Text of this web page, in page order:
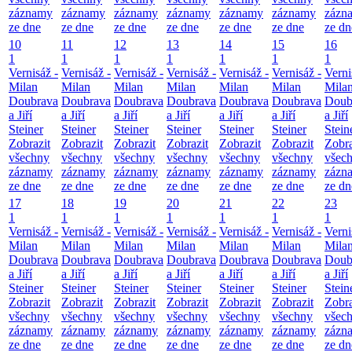
záznamy
ze dne
záznamy
ze dne
záznamy
ze dne
záznamy
ze dne
záznamy
ze dne
záznamy
ze dne
ze
10
1
Vernisáž -
Milan
Doubrava
a Jiří
Steiner
Zobrazit
všechny
záznamy
ze dne
11
1
Vernisáž -
Milan
Doubrava
a Jiří
Steiner
Zobrazit
všechny
záznamy
ze dne
12
1
Vernisáž -
Milan
Doubrava
a Jiří
Steiner
Zobrazit
všechny
záznamy
ze dne
13
1
Vernisáž -
Milan
Doubrava
a Jiří
Steiner
Zobrazit
všechny
záznamy
ze dne
14
1
Vernisáž -
Milan
Doubrava
a Jiří
Steiner
Zobrazit
všechny
záznamy
ze dne
15
1
Vernisáž -
Milan
Doubrava
a Jiří
Steiner
Zobrazit
všechny
záznamy
ze dne
16
1
a Jiří
ze
17
1
Vernisáž -
Milan
Doubrava
a Jiří
Steiner
Zobrazit
všechny
záznamy
ze dne
18
1
Vernisáž -
Milan
Doubrava
a Jiří
Steiner
Zobrazit
všechny
záznamy
ze dne
19
1
Vernisáž -
Milan
Doubrava
a Jiří
Steiner
Zobrazit
všechny
záznamy
ze dne
20
1
Vernisáž -
Milan
Doubrava
a Jiří
Steiner
Zobrazit
všechny
záznamy
ze dne
21
1
Vernisáž -
Milan
Doubrava
a Jiří
Steiner
Zobrazit
všechny
záznamy
ze dne
22
1
Vernisáž -
Milan
Doubrava
a Jiří
Steiner
Zobrazit
všechny
záznamy
ze dne
23
1
a Jiří
ze